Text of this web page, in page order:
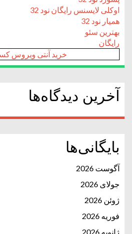
اوکلی لایسنس رایگان نود 32
همیار نود 32
بهترین سئو
رایگان
خرید آنتی ویروس
آخرین دیدگاه‌ها
بایگانی‌ها
آگوست 2026
جولای 2026
ژوئن 2026
فوریه 2026
ژانویه 2026